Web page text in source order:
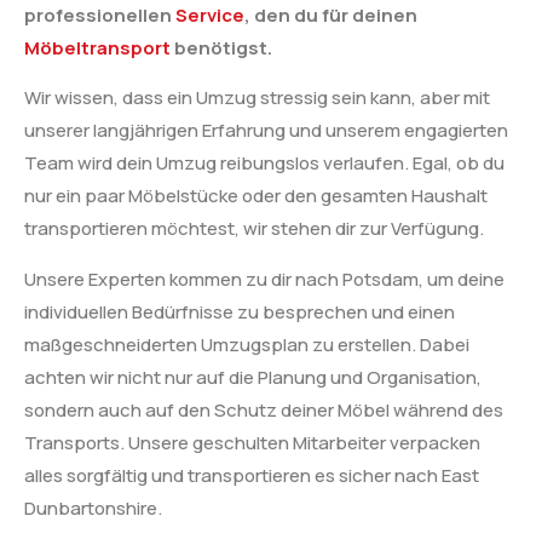
professionellenService, den du für deinen
Möbeltransport benötigst.
Wir wissen, dass ein Umzug stressig sein kann, aber mit
unserer langjährigen Erfahrung und unserem engagierten
Team wird dein Umzug reibungslos verlaufen. Egal, ob du
nur ein paar Möbelstücke oder den gesamten Haushalt
transportieren möchtest, wir stehen dir zur Verfügung.
Unsere Experten kommen zu dir nach Potsdam, um deine
individuellen Bedürfnisse zu besprechen und einen
maßgeschneiderten Umzugsplan zu erstellen. Dabei
achten wir nicht nur auf die Planung und Organisation,
sondern auch auf den Schutz deiner Möbel während des
Transports. Unsere geschulten Mitarbeiter verpacken
alles sorgfältig und transportieren es sicher nach East
Dunbartonshire.